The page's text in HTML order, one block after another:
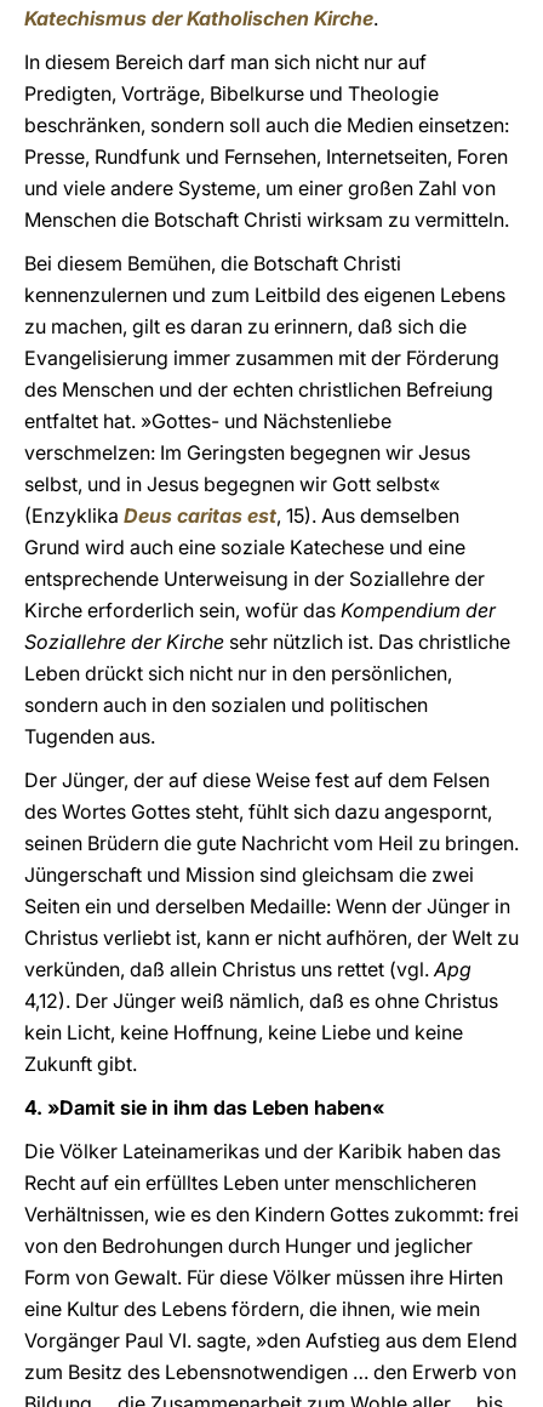
Katechismus der Katholischen Kirche.
In diesem Bereich darf man sich nicht nur auf
Predigten, Vorträge, Bibelkurse und Theologie
beschränken, sondern soll auch die Medien einsetzen:
Presse, Rundfunk und Fernsehen, Internetseiten, Foren
und viele andere Systeme, um einer großen Zahl von
Menschen die Botschaft Christi wirksam zu vermitteln.
Bei diesem Bemühen, die Botschaft Christi
kennenzulernen und zum Leitbild des eigenen Lebens
zu machen, gilt es daran zu erinnern, daß sich die
Evangelisierung immer zusammen mit der Förderung
des Menschen und der echten christlichen Befreiung
entfaltet hat. »Gottes- und Nächstenliebe
verschmelzen: Im Geringsten begegnen wir Jesus
selbst, und in Jesus begegnen wir Gott selbst«
(Enzyklika Deus caritas est, 15). Aus demselben
Grund wird auch eine soziale Katechese und eine
entsprechende Unterweisung in der Soziallehre der
Kirche erforderlich sein, wofür das Kompendium der
Soziallehre der Kirche sehr nützlich ist. Das christliche
Leben drückt sich nicht nur in den persönlichen,
sondern auch in den sozialen und politischen
Tugenden aus.
Der Jünger, der auf diese Weise fest auf dem Felsen
des Wortes Gottes steht, fühlt sich dazu angespornt,
seinen Brüdern die gute Nachricht vom Heil zu bringen.
Jüngerschaft und Mission sind gleichsam die zwei
Seiten ein und derselben Medaille: Wenn der Jünger in
Christus verliebt ist, kann er nicht aufhören, der Welt zu
verkünden, daß allein Christus uns rettet (vgl.Apg
4,12). Der Jünger weiß nämlich, daß es ohne Christus
kein Licht, keine Hoffnung, keine Liebe und keine
Zukunft gibt.
4. »Damit sie in ihm das Leben haben«
Die Völker Lateinamerikas und der Karibik haben das
Recht auf ein erfülltes Leben unter menschlicheren
Verhältnissen, wie es den Kindern Gottes zukommt: frei
von den Bedrohungen durch Hunger und jeglicher
Form von Gewalt. Für diese Völker müssen ihre Hirten
eine Kultur des Lebens fördern, die ihnen, wie mein
Vorgänger Paul VI. sagte, »den Aufstieg aus dem Elend
zum Besitz des Lebensnotwendigen … den Erwerb von